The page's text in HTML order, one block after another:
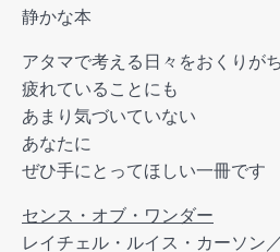
静かな本
アタマで考える日々をおくりが
疲れていることにも
あまり気づいていない
あなたに
ぜひ手にとってほしい一冊です
センス・オブ・ワンダー
レイチェル・ルイス・カーソン